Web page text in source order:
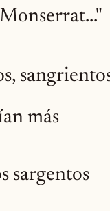
más
sargentos